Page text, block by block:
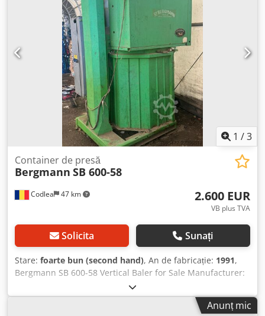
1 /3
Codlea 47 km
Container de presă
Bergmann SB 600-58
2.600 EUR
VB plus TVA
Solicita Sunați
Stare: foarte bun (second hand), An de fabricație: 1991,
Bergmann SB 600-58 Vertical Baler for Sale Manufacturer:
Bergmann Model: SB 600-58 Year of manufacture: 1991
Machine weight: 810 kg High-quality German-made
Bergmann vertical baler, designed for compactingAnunț mic